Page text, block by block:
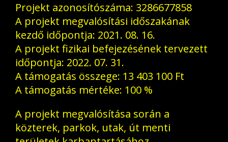
Projekt azonosítószáma: 3286677858
A projekt megvalósítási időszakának
kezdő időpontja: 2021. 08. 16.
A projekt fizikai befejezésének tervezett
időpontja: 2022. 07. 31.
A támogatás összege: 13 403 100 Ft
A támogatás mértéke: 100 %
A projekt megvalósítása során a
közterek, parkok, utak, út menti